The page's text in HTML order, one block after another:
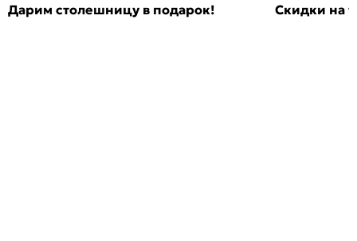
Дарим столешницу в подарок! Скидки на